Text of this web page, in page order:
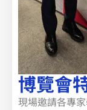
博覽會
現場邀請各專